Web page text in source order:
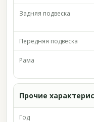
Задняя подвеска
Передняя подвеска
Рама
Прочие
Год